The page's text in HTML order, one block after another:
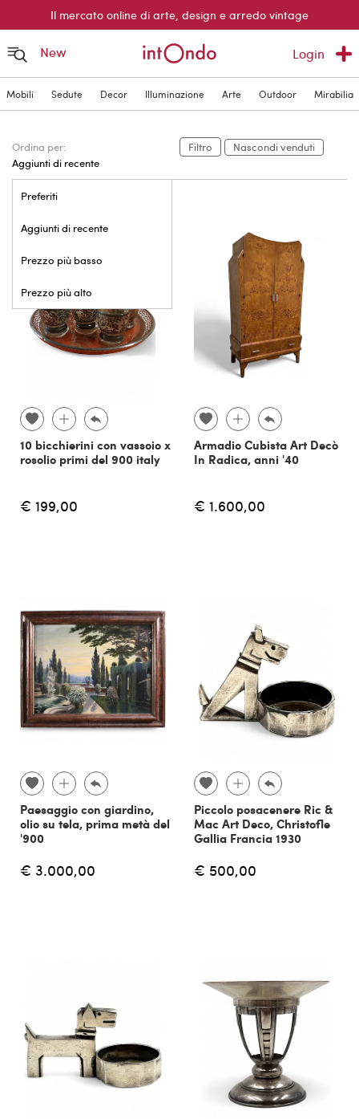
Il mercato online di arte, design e arredo vintage
New Login
Mobili Sedute Decor Illuminazione Arte Outdoor Mirabilia
Ordina per:
Aggiunti di recente
Preferiti
Aggiunti di recente
Prezzo più basso
Prezzo più alto
Filtro Nascondi venduti
10 bicchierini con vassoio x
rosolio primi del 900 italy
€ 199,00
Armadio Cubista Art Decò
In Radica, anni '40
€ 1.600,00
Paesaggio con giardino,
olio su tela, prima metà del
'900
€ 3.000,00
Piccolo posacenere Ric &
Mac Art Deco, Christofle
Gallia Francia 1930
€ 500,00